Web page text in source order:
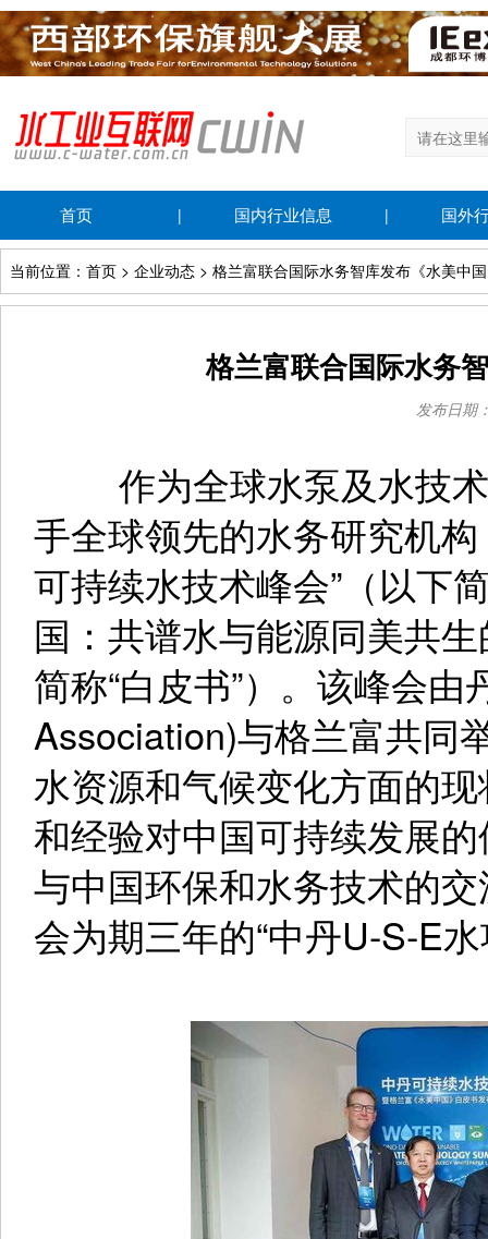
首页 | 国内行业信息 | 国外
当前位置：首页 > 企业动态 > 格兰富联合国际水务智库发布《水美中
格兰富联合国际水务
发布日期
作为全球水泵及水技术
手全球领先的水务研究机
可持续水技术峰会”（以下
国：共谱水与能源同美共
简称“白皮书”）。该峰会
Association)与格兰富共同
水资源和气候变化方面的
和经验对中国可持续发展
与中国环保和水务技术的
会为期三年的“中丹U-S-E